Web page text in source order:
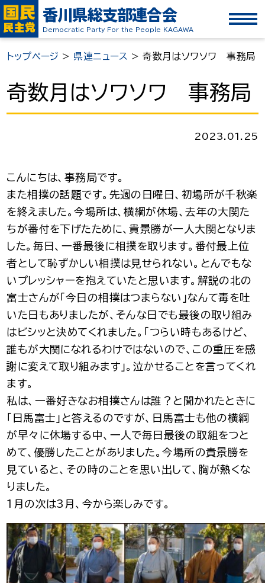
香川県総支部連合会
Democratic Party For the People KAGAWA
トップページ > 県連ニュース >奇数月はソワソワ 事務局
奇数月はソワソワ 事務局
2023.01.25
こんにちは、事務局です。
また相撲の話題です。先週の日曜日、初場所が千秋楽
を終えました。今場所は、横綱が休場、去年の大関た
ちが番付を下げたために、貴景勝が一人大関となりま
した。毎日、一番最後に相撲を取ります。番付最上位
者として恥ずかしい相撲は見せられない。とんでもな
いプレッシャーを抱えていたと思います。解説の北の
富士さんが「今日の相撲はつまらない」なんて毒を吐
いた日もありましたが、そんな日でも最後の取り組み
はビシッと決めてくれました。「つらい時もあるけど、
誰もが大関になれるわけではないので、この重圧を感
謝に変えて取り組みます」。泣かせることを言ってくれ
ます。
私は、一番好きなお相撲さんは誰？と聞かれたときに
「日馬富士」と答えるのですが、日馬富士も他の横綱
が早々に休場する中、一人で毎日最後の取組をつと
めて、優勝したことがありました。今場所の貴景勝を
見ていると、その時のことを思い出して、胸が熱くな
りました。
1月の次は3月、今から楽しみです。